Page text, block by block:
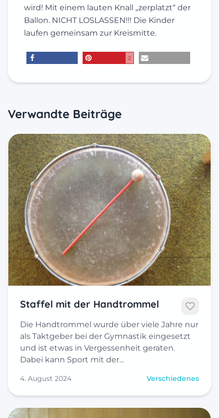
wird! Mit einem lauten Knall „zerplatzt“ der
Ballon. NICHT LOSLASSEN!!! Die Kinder
laufen gemeinsam zur Kreismitte.
2
Verwandte Beiträge
Staffel mit der Handtrommel
Die Handtrommel wurde über viele Jahre nur
als Taktgeber bei der Gymnastik eingesetzt
und ist etwas in Vergessenheit geraten.
Dabei kann Sport mit der…
4. August 2024 Verschiedenes